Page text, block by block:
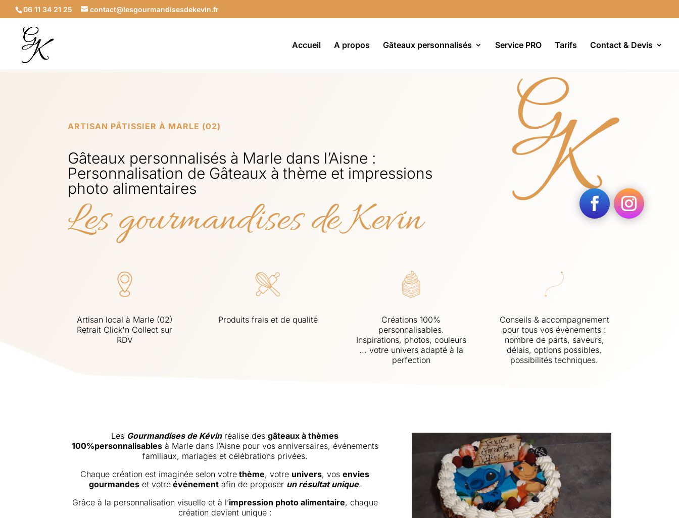
06 11 34 21 25 contact@lesgourmandisesdekevin.fr
Accueil A propos Gâteaux personnalisés Service PRO Tarifs Contact & Devis
ARTISAN PÂTISSIER À MARLE (02)
Gâteaux personnalisés à Marle dans l’Aisne :
Personnalisation de Gâteaux à thème et impressions
photo alimentaires
Les gourmandises de Kevin
Artisan local à Marle (02)
Retrait Click'n Collect sur
RDV
Produits frais et de qualité
Créations 100%
personnalisables.
Inspirations, photos, couleurs
... votre univers adapté à la
perfection
Conseils & accompagnement
pour tous vos évènements :
nombre de parts, saveurs,
délais, options possibles,
possibilités techniques.
Les Gourmandises de Kévinréalise desgâteaux à thèmes
100%personnalisablesà Marle dans l’Aisne pour vos anniversaires, événements
familiaux, mariages et célébrations privées.
Chaque création est imaginée selon votre thème, votre univers, vosenvies
gourmandeset votreévénementafin de proposer un résultat unique.
Grâce à la personnalisation visuelle et à l’impression photo alimentaire, chaque
création devient unique :